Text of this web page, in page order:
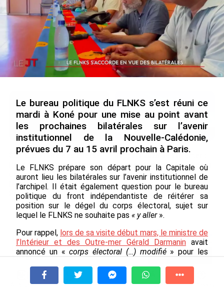
Grandes figures des Outre-mer : Jane et
Paulette Nardal, les sœurs martiniquaises au
cœur du mouvement de la négritude
le 09/08/2026
SÉRIE. Histoire des chefs-
lieux d’Outre-mer : Nouméa,
une capitale construite par
le bagne, le nickel et le
Pacifique
le 08/08/2026
Rapport 2025 de l’Ifremer :
un engagement décisif dans
les Outre-mer
le 07/08/2026
De Messi à Trump : l’expérience
internationale du Martiniquais Benoît
Etinof au ...
le 07/08/2026
À la une Tv Radio A Propos
Le bureau politique du FLNKS s’est réuni ce
mardi à Koné pour une mise au point avant
les prochaines bilatérales sur l’avenir
institutionnel de la Nouvelle-Calédonie,
prévues du 7 au 15 avril prochain à Paris.
Le FLNKS prépare son départ pour la Capitale où
auront lieu les bilatérales sur l’avenir institutionnel de
l’archipel. Il était également question pour le bureau
politique du front indépendantiste de réitérer sa
position sur le dégel du corps électoral, sujet sur
lequel le FLNKS ne souhaite pas « y aller».
Pour rappel, lors de sa visite début mars, le ministre de
l’Intérieur et des Outre-mer Gérald Darmanin avait
annoncé un «corps électoral (…) modifié» pour les
dégelé
», avait-il insisté, se disant toutefois «
favorable à l’ouverture générale». «Il ne s’agit pas de